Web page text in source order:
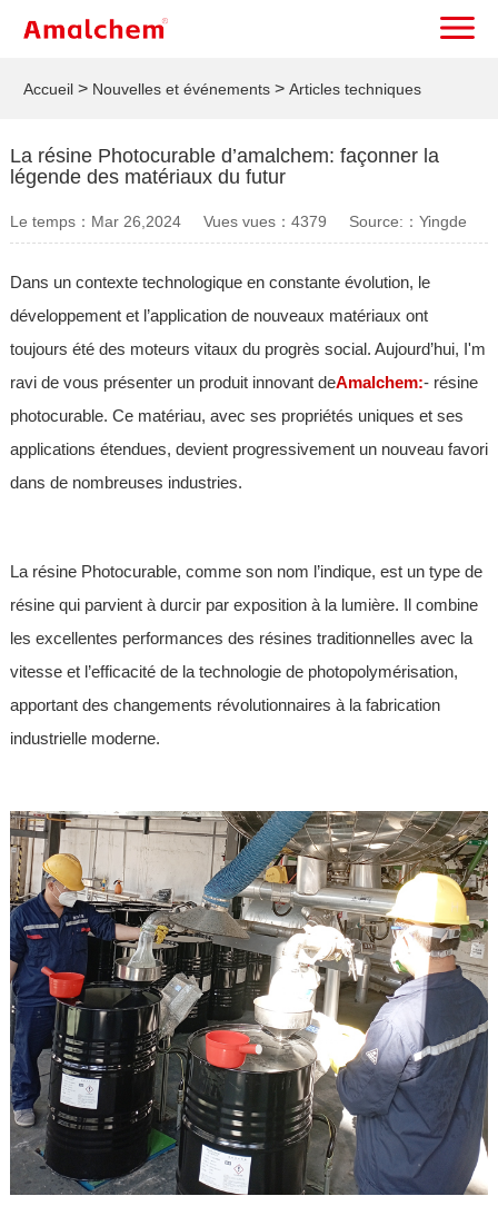
Accueil> Nouvelles et événements> Articles techniques
La résine Photocurable d’amalchem: façonner la
légende des matériaux du futur
Le temps：Mar 26,2024 Vues vues：4379 Source:：Yingde
Dans un contexte technologique en constante évolution, le
développement et l’application de nouveaux matériaux ont
toujours été des moteurs vitaux du progrès social. Aujourd’hui, I'm
ravi de vous présenter un produit innovant deAmalchem:- résine
photocurable. Ce matériau, avec ses propriétés uniques et ses
applications étendues, devient progressivement un nouveau favori
dans de nombreuses industries.
La résine Photocurable, comme son nom l’indique, est un type de
résine qui parvient à durcir par exposition à la lumière. Il combine
les excellentes performances des résines traditionnelles avec la
vitesse et l’efficacité de la technologie de photopolymérisation,
apportant des changements révolutionnaires à la fabrication
industrielle moderne.